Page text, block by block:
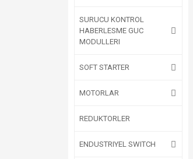
SURUCU KONTROL
HABERLESME GUC
MODULLERI
SOFT STARTER
MOTORLAR
REDUKTORLER
ENDUSTRIYEL SWITCH